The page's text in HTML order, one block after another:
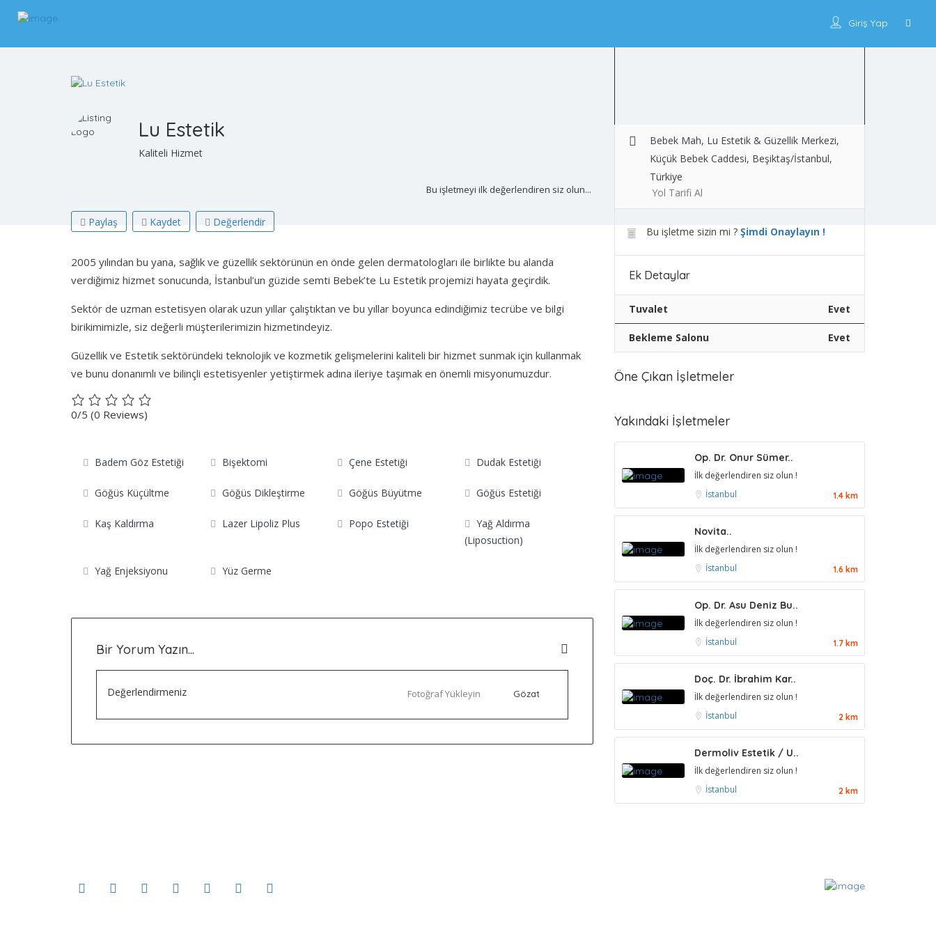
Giriş Yap
Lu Estetik
Kaliteli Hizmet
Bu işletmeyi ilk değerlendiren siz olun...
Paylaş Kaydet Değerlendir
2005 yılından bu yana, sağlık ve güzellik sektörünün en önde gelen dermatologları ile birlikte bu alanda
verdiğimiz hizmet sonucunda, İstanbul’un güzide semti Bebek’te Lu Estetik projemizi hayata geçirdik.
Sektör de uzman estetisyen olarak uzun yıllar çalıştıktan ve bu yıllar boyunca edindiğimiz tecrübe ve bilgi
birikimimizle, siz değerli müşterilerimizin hizmetindeyiz.
Güzellik ve Estetik sektöründeki teknolojik ve kozmetik gelişmelerini kaliteli bir hizmet sunmak için kullanmak
ve bunu donanımlı ve bilinçli estetisyenler yetiştirmek adına ileriye taşımak en önemli misyonumuzdur.
0/5 (0 Reviews)
Badem Göz Estetiği Bişektomi Çene Estetiği Dudak Estetiği
Göğüs Küçültme Göğüs Dikleştirme Göğüs Büyütme Göğüs Estetiği
Kaş Kaldırma Lazer Lipoliz Plus Popo Estetiği
Yağ Aldırma
(Liposuction)
Yağ Enjeksiyonu Yüz Germe
Bir Yorum Yazın...
Değerlendirmeniz Fotoğraf Yükleyin Gözat
Bebek Mah, Lu Estetik & Güzellik Merkezi,
Küçük Bebek Caddesi, Beşiktaş/İstanbul,
Türkiye
Yol Tarifi Al
Bu işletme sizin mi ? Şimdi Onaylayın !
Ek Detaylar
Tuvalet Evet
Bekleme Salonu Evet
Öne Çıkan İşletmeler
Yakındaki İşletmeler
Op. Dr. Onur Sümer..
İlk değerlendiren siz olun !
İstanbul
1.4 km
Novita..
İlk değerlendiren siz olun !
İstanbul
1.6 km
Op. Dr. Asu Deniz Bu..
İlk değerlendiren siz olun !
İstanbul
1.7 km
Doç. Dr. İbrahim Kar..
İlk değerlendiren siz olun !
İstanbul
2 km
Dermoliv Estetik / U..
İlk değerlendiren siz olun !
İstanbul
2 km